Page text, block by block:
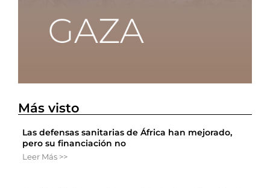
Más visto
Las defensas sanitarias de África han mejorado,
pero su financiación no
Leer Más >>